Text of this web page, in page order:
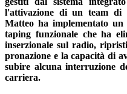
l'attivazione di un team di
Matteo ha implementato
taping funzionale che ha
inserzionale sul radio,
pronazione e la capacità di
subire alcuna interruzione
carriera.